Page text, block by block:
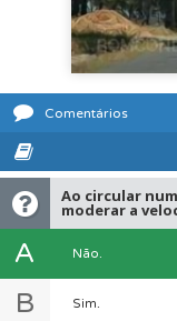
Comentários
Ao circular
moderar a
A Não.
B Sim.